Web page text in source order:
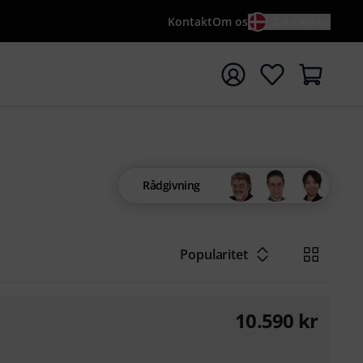
KontaktOm os
med søgeord {searchTerm}
Rådgivning
Popularitet
10.590 kr